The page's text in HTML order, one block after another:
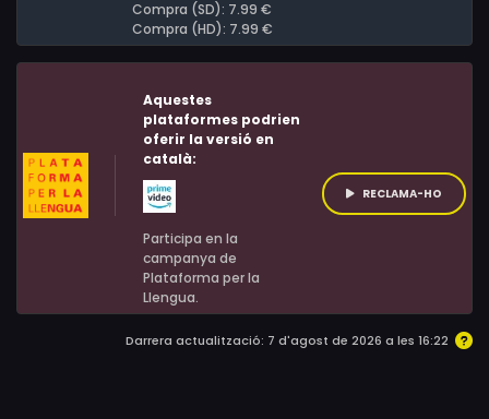
Compra (SD): 7.99 €
Compra (HD): 7.99 €
Aquestes
plataformes podrien
oferir la versió en
català:
Participa en la
campanya de
Plataforma per la
Llengua.
RECLAMA-HO
Darrera actualització: 7 d'agost de 2026 a les 16:22